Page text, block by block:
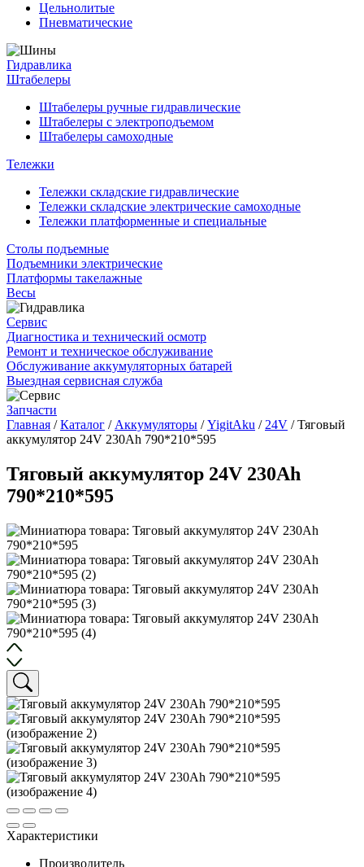
Цельнолитые
Пневматические
Гидравлика
Штабелеры
Штабелеры ручные гидравлические
Штабелеры с электроподъемом
Штабелеры самоходные
Тележки
Тележки складские гидравлические
Тележки складские электрические самоходные
Тележки платформенные и специальные
Столы подъемные
Подъемники электрические
Платформы такелажные
Весы
Сервис
Диагностика и технический осмотр
Ремонт и техническое обслуживание
Обслуживание аккумуляторных батарей
Выездная сервисная служба
Запчасти
Главная /Каталог / Аккумуляторы /YigitAku / 24V /Тяговый
аккумулятор 24V 230Ah 790*210*595
Тяговый аккумулятор 24V 230Ah
790*210*595
Характеристики
Производитель